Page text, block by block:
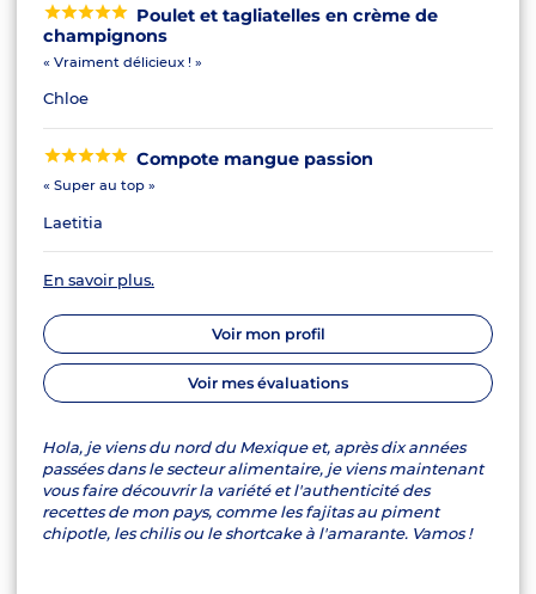
Poulet et tagliatelles en crème de
champignons
« Vraiment délicieux ! »
Chloe
Compote mangue passion
« Super au top »
Laetitia
En savoir plus.
Voir mon profil
Voir mes évaluations
Hola, je viens du nord du Mexique et, après dix années
passées dans le secteur alimentaire, je viens maintenant
vous faire découvrir la variété et l'authenticité des
recettes de mon pays, comme les fajitas au piment
chipotle, les chilis ou le shortcake à l'amarante. Vamos !